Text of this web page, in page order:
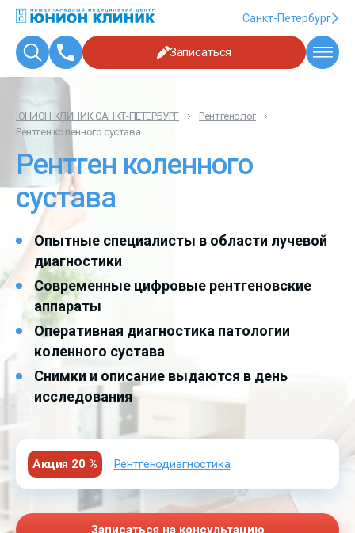
Санкт-Петербург
Записаться
ЮНИОН КЛИНИК САНКТ-ПЕТЕРБУРГ
Рентгенолог
Рентген коленного сустава
Рентген коленного
сустава
Опытные специалисты в области лучевой
диагностики
Современные цифровые рентгеновские
аппараты
Оперативная диагностика патологии
коленного сустава
Снимки и описание выдаются в день
исследования
Акция 20 % Рентгенодиагностика
Записаться на консультацию